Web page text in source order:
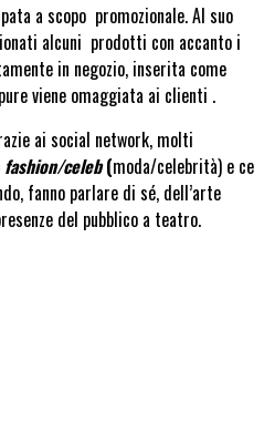
a scopo promozionale. Al suo
alcuni prodotti con accanto i
in negozio, inserita come
viene omaggiata ai clienti .
ai social network, molti
fashion/celeb(moda/celebrità) e ce
fanno parlare di sé, dell’arte
del pubblico a teatro.